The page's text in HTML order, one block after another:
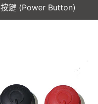
按鍵 (Power Button)